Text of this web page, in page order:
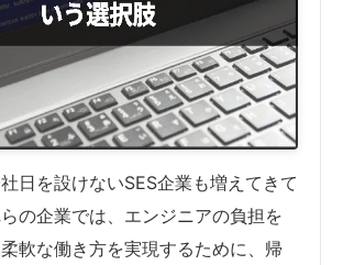
日を設けないSES企業も増えてきて
の企業では、エンジニアの負担を
軟な働き方を実現するために、帰